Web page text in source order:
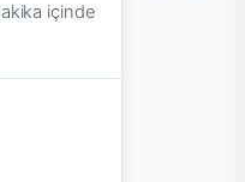
içinde